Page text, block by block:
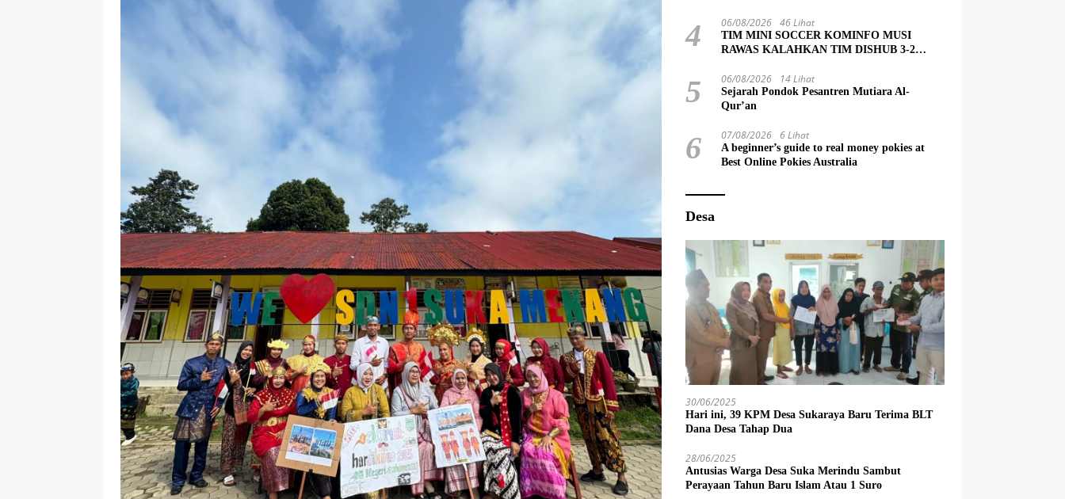
4 06/08/2026 46 Lihat
TIM MINI SOCCER KOMINFO MUSI
RAWAS KALAHKAN TIM DISHUB 3-2
5 06/08/2026 14 Lihat
Sejarah Pondok Pesantren Mutiara Al-
Qur’an
6 07/08/2026 6 Lihat
A beginner’s guide to real money pokies at
Best Online Pokies Australia
Desa
30/06/2025
Hari ini, 39 KPM Desa Sukaraya Baru Terima BLT
Dana Desa Tahap Dua
28/06/2025
Antusias Warga Desa Suka Merindu Sambut
Perayaan Tahun Baru Islam Atau 1 Suro